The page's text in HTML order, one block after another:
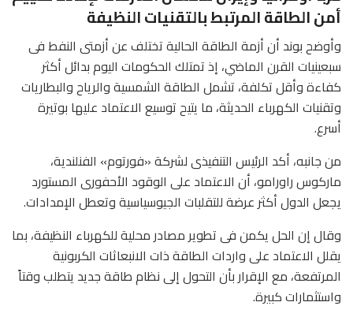
أمن الطاقة المرتبط بالتقنيات النظيفة
وأوضح بوند أن أزمة الطاقة الحالية تختلف عن أزمتى النفط فى
سبعينيات القرن الماضي، إذ تمتلك الحكومات اليوم بدائل أكثر
كفاءة وأقل تكلفة، تشمل الطاقة الشمسية والرياح والبطاريات
وتقنيات الكهرباء الحديثة، ما يتيح توسيع الاعتماد عليها بوتيرة
أسرع.
من جانبه، أكد الرئيس التنفيذى لشركة «فورتوم» الفنلندية،
ماركوس راورامو، أن الاعتماد على الوقود الأحفورى المستورد
يجعل الدول أكثر عرضة للتقلبات الجيوسياسية وتعطل الإمدادات.
وقال إن الحل يكمن فى تطوير مصادر محلية للكهرباء النظيفة، بما
يقلل الاعتماد على واردات الطاقة ذات الانبعاثات الكربونية
المرتفعة، مع الإقرار بأن التحول إلى نظام طاقة جديد يتطلب وقتاً
واستثمارات كبيرة.